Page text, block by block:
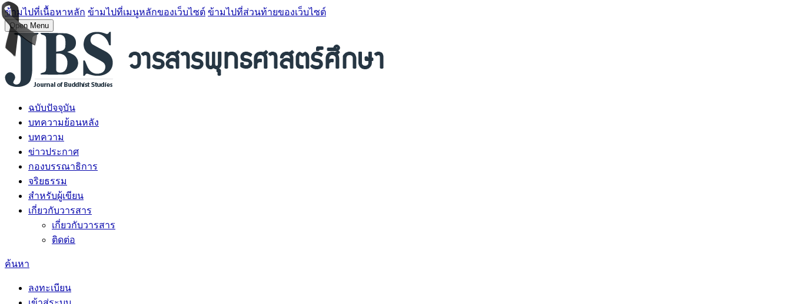
ข้ามไปที่เนื้อหาหลัก ข้ามไปที่เมนูหลักของเว็บไซต์ ข้ามไปที่ส่วนท้ายของเว็บไซต์
Open Menu
ฉบับปัจจุบัน
บทความย้อนหลัง
บทความ
ข่าวประกาศ
กองบรรณาธิการ
จริยธรรม
สำหรับผู้เขียน
เกี่ยวกับวารสาร
เกี่ยวกับวารสาร
ติดต่อ
ค้นหา
ลงทะเบียน